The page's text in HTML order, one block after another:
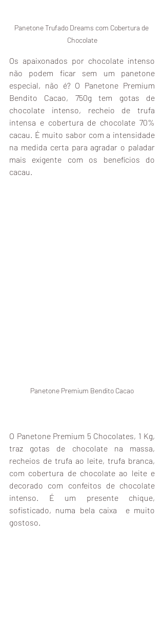
Panetone Trufado Dreams com Cobertura de
Chocolate
Os apaixonados por chocolate intenso
não podem ficar sem um panetone
especial, não é? O Panetone Premium
Bendito Cacao, 750g tem gotas de
chocolate intenso, recheio de trufa
intensa e cobertura de chocolate 70%
cacau. É muito sabor com a intensidade
na medida certa para agradar o paladar
mais exigente com os benefícios do
cacau.
Panetone Premium Bendito Cacao
O Panetone Premium 5 Chocolates, 1 Kg,
traz gotas de chocolate na massa,
recheios de trufa ao leite, trufa branca,
com cobertura de chocolate ao leite e
decorado com confeitos de chocolate
intenso. É um presente chique,
sofisticado, numa bela caixa  e muito
gostoso.